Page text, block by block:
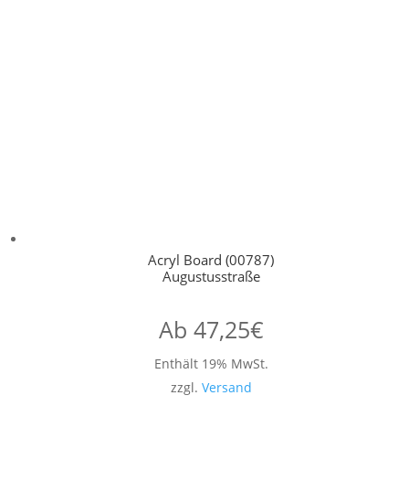
Acryl Board (00787)
Augustusstraße
Ab 47,25€
Enthält 19% MwSt.
zzgl. Versand